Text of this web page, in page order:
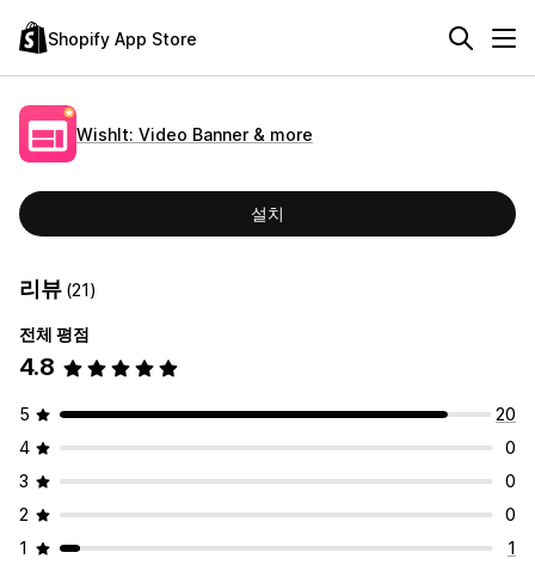
Shopify App Store
WishIt: Video Banner & more
설치
리뷰 (21)
전체 평점
4.8
5
20
4
0
3
0
2
0
1
1